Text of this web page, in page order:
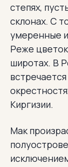
степях,
склонах. С
умеренные
Реже
широтах. В
Киргизии.
Мак